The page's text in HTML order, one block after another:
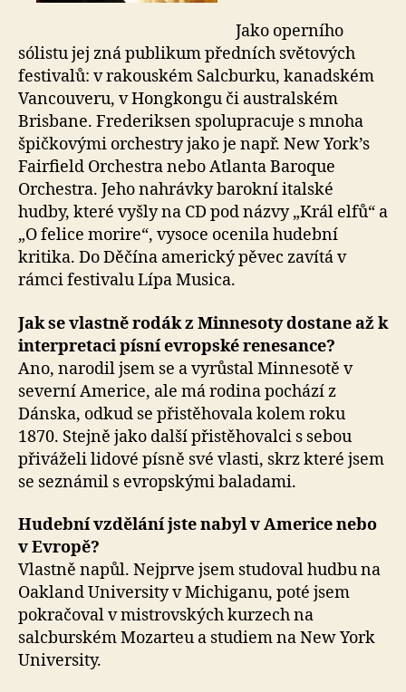
Jako operního
sólistu jej zná publikum předních světových
festivalů: v rakouském Salcburku, kanadském
Vancouveru, v Hongkongu či australském
Brisbane. Frederiksen spolupracuje s mnoha
špičkovými orchestry jako je např. New York’s
Fairfield Orchestra nebo Atlanta Baroque
Orchestra. Jeho nahrávky barokní italské
hudby, které vyšly na CD pod názvy „Král elfů“ a
„O felice morire“, vysoce ocenila hudební
kritika. Do Děčína americký pěvec zavítá v
rámci festivalu Lípa Musica.
Jak se vlastně rodák z Minnesoty dostane až k
interpretaci písní evropské renesance?
Ano, narodil jsem se a vyrůstal Minnesotě v
severní Americe, ale má rodina pochází z
Dánska, odkud se přistěhovala kolem roku
1870. Stejně jako další přistěhovalci s sebou
přiváželi lidové písně své vlasti, skrz které jsem
se seznámil s evropskými baladami.
Hudební vzdělání jste nabyl v Americe nebo
v Evropě?
Vlastně napůl. Nejprve jsem studoval hudbu na
Oakland University v Michiganu, poté jsem
pokračoval v mistrovských kurzech na
salcburském Mozarteu a studiem na New York
University.